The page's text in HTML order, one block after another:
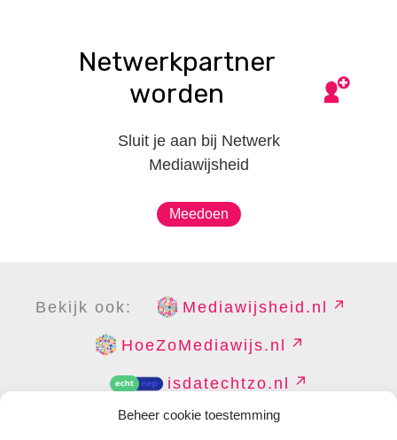
Beheer cookie toestemming
Netwerkpartner
worden
Sluit je aan bij Netwerk
Mediawijsheid
Meedoen
Bekijk ook: Mediawijsheid.nl
HoeZoMediawijs.nl
isdatechtzo.nl